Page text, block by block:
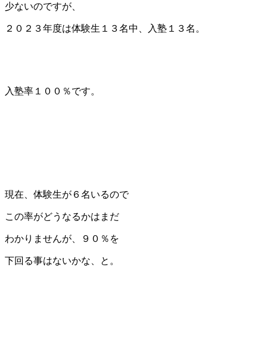
少ないのですが、
２０２３年度は体験生１３名中、入塾１３名。
入塾率１００％です。
現在、体験生が６名いるので
この率がどうなるかはまだ
わかりませんが、９０％を
下回る事はないかな、と。